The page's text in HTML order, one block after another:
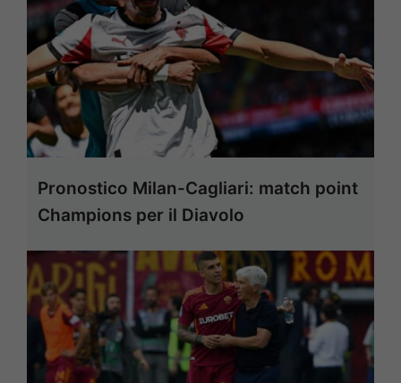
Pronostico Milan-Cagliari: match point
Champions per il Diavolo